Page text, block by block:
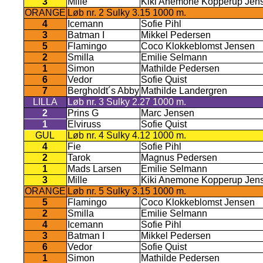
ORANGE Løb nr. 2 Sulky 3.15 1000 m.
4
Icemann
Sofie Pihl
3
Batman I
Mikkel Pedersen
5
Flamingo
Coco Klokkeblomst Jensen
2
Smilla
Emilie Selmann
1
Simon
Mathilde Pedersen
6
Vedor
Sofie Quist
7
Bergholdt´s Abby Mathilde Landergren
LILLA
Løb nr. 3 Sulky 2.27 1000 m.
2
Prins G
Marc Jensen
1
Elviruss
Sofie Quist
GUL
Løb nr. 4 Sulky 4.12 1000 m.
4
Fie
Sofie Pihl
2
Tarok
Magnus Pedersen
1
Mads Larsen
Emilie Selmann
3
Mille
Kiki Anemone Kopperup
ORANGE Løb nr. 5 Sulky 3.15 1000 m.
5
Flamingo
Coco Klokkeblomst Jensen
2
Smilla
Emilie Selmann
4
Icemann
Sofie Pihl
3
Batman I
Mikkel Pedersen
6
Vedor
Sofie Quist
1
Simon Mathilde Pedersen